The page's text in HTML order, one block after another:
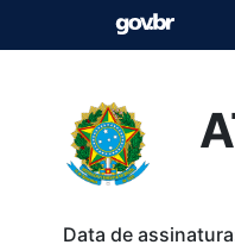
Data de